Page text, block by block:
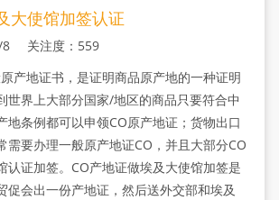
大使馆加签认证
8 关注度：559
产地证书，是证明商品原产地的一种证明
世界上大部分国家/地区的商品只要符合中
地条例都可以申领CO原产地证；货物出口
需要办理一般原产地证CO，并且大部分CO
认证加签。CO产地证做埃及大使馆加签是
促会出一份产地证，然后送外交部和埃及